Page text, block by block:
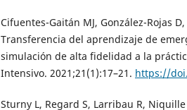
Cifuentes-Gaitán MJ, González-Rojas
Transferencia del aprendizaje de
simulación de alta fidelidad a la
Intensivo. 2021;21(1):17–21. https://
Sturny L, Regard S, Larribau R,